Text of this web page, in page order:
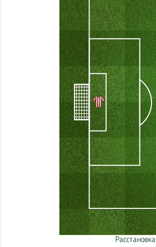
Расстановка